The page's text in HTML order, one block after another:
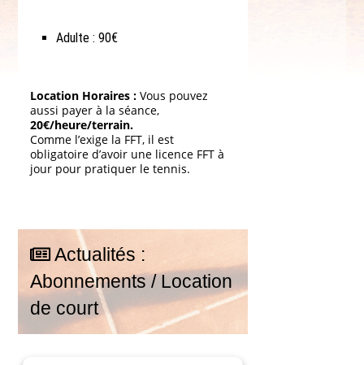
Adulte : 90€
Location Horaires : Vous pouvez
aussi payer à la séance,
20€/heure/terrain.
Comme l’exige la FFT, il est
obligatoire d’avoir une licence FFT à
jour pour pratiquer le tennis.
Actualités :
Abonnements / Location
de court